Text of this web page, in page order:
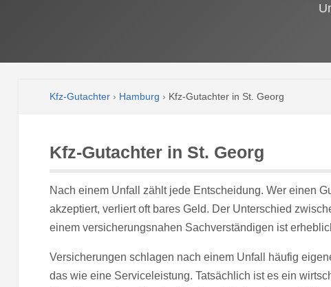
Kfz-Gutachter› Hamburg › Kfz-Gutachter in St. Georg
Kfz-Gutachter in St. Georg
Nach einem Unfall zählt jede Entscheidung. Wer einen
akzeptiert, verliert oft bares Geld. Der Unterschied
einem versicherungsnahen Sachverständigen ist
Versicherungen schlagen nach einem Unfall häufig
das wie eine Serviceleistung. Tatsächlich ist es ein